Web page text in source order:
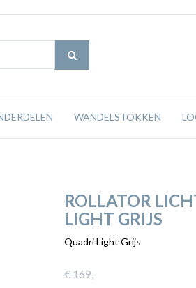
WANDELSTOKKEN
ROLLATOR
LIGHT GRIJS
Quadri Light Grijs
€ 169,-